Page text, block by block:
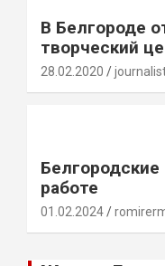
В Белгороде
творческий
28.02.2020
работе
01.02.2024